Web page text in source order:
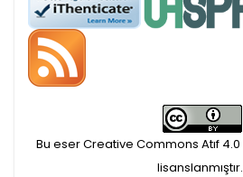
APC ödemesi
Öndenetimden geçen
makaleler için, 100 Avro
Makale İşletim Ücreti (APC)
Bu eser Creative Commons Atıf 4.0
lisanslanmıştır.